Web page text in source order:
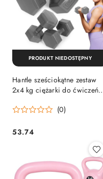
Hantle sześciokątne zestaw
2x4 kg ciężarki do ćwiczeń
ModernHome (0)
Cena:
53.74
PRODUKT NIEDOSTĘPNY